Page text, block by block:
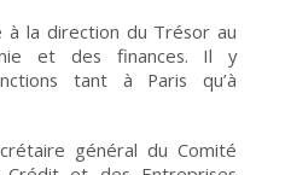
à la direction du Trésor au
et des finances. Il y
tant à Paris qu’à
général du Comité